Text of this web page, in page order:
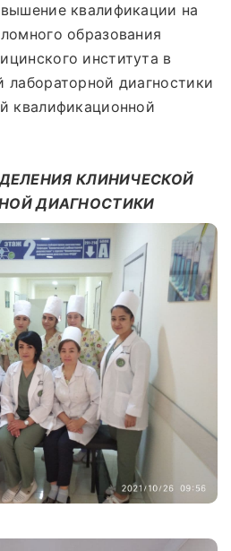
квалификации на
образования
института в
лабораторной диагностики
квалификационной
КЛИНИЧЕСКОЙ
ДИАГНОСТИКИ